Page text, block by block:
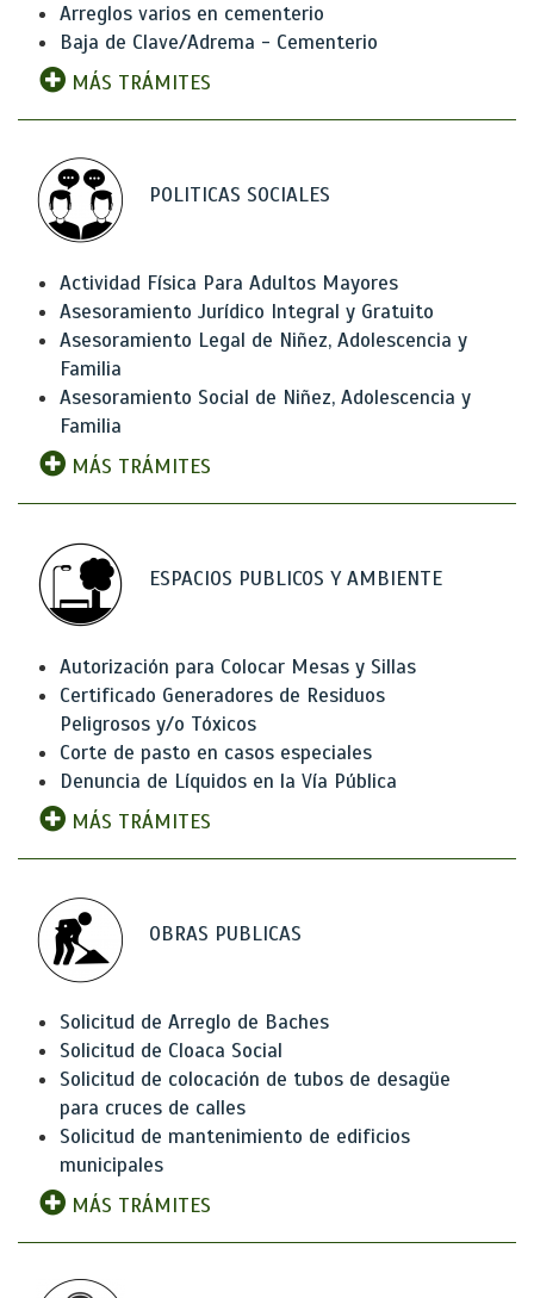
Arreglos varios en cementerio
Baja de Clave/Adrema - Cementerio
MÁS TRÁMITES
POLITICAS SOCIALES
Actividad Física Para Adultos Mayores
Asesoramiento Jurídico Integral y Gratuito
Asesoramiento Legal de Niñez, Adolescencia y
Familia
Asesoramiento Social de Niñez, Adolescencia y
Familia
MÁS TRÁMITES
ESPACIOS PUBLICOS Y AMBIENTE
Autorización para Colocar Mesas y Sillas
Certificado Generadores de Residuos
Peligrosos y/o Tóxicos
Corte de pasto en casos especiales
Denuncia de Líquidos en la Vía Pública
MÁS TRÁMITES
OBRAS PUBLICAS
Solicitud de Arreglo de Baches
Solicitud de Cloaca Social
Solicitud de colocación de tubos de desagüe
para cruces de calles
Solicitud de mantenimiento de edificios
municipales
MÁS TRÁMITES